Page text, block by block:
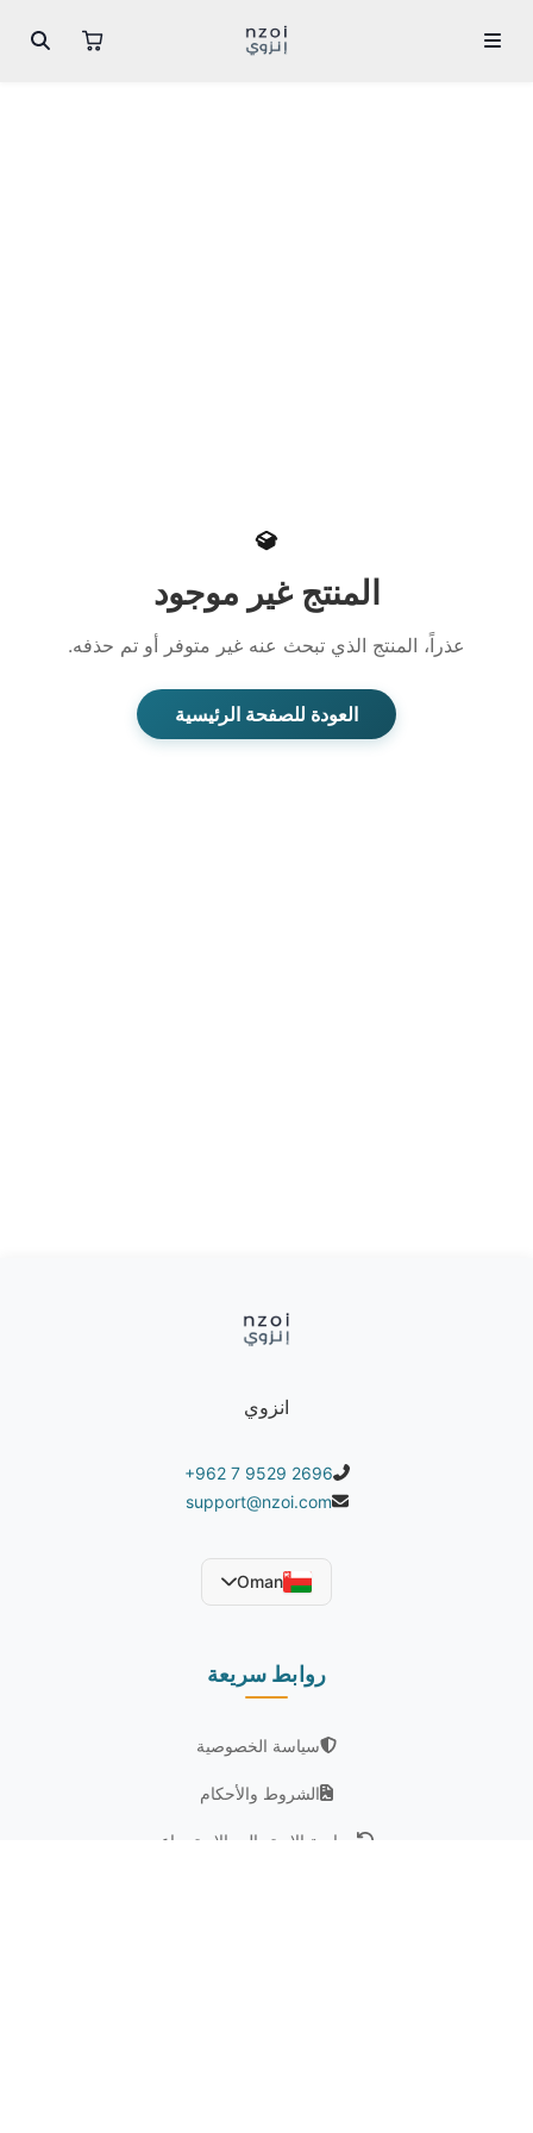
المنتج غير موجود
عذراً، المنتج الذي تبحث عنه غير متوفر أو تم حذفه.
العودة للصفحة الرئيسية
انزوي
+962 7 9529 2696
support@nzoi.com
Oman
روابط سريعة
سياسة الخصوصية
الشروط والأحكام
سياسة الاستبدال والاسترجاع